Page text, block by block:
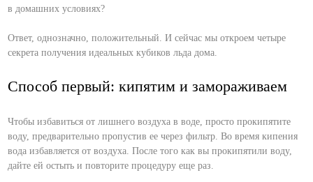
в домашних условиях?
Ответ, однозначно, положительный. И сейчас мы откроем четыре
секрета получения идеальных кубиков льда дома.
Способ первый: кипятим и замораживаем
Чтобы избавиться от лишнего воздуха в воде, просто прокипятите
воду, предварительно пропустив ее через фильтр. Во время кипения
вода избавляется от воздуха. После того как вы прокипятили воду,
дайте ей остыть и повторите процедуру еще раз.